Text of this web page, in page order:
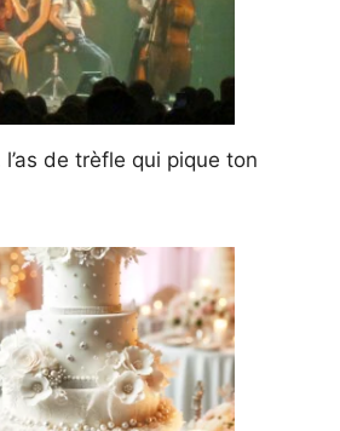
l’as de trèfle qui pique ton